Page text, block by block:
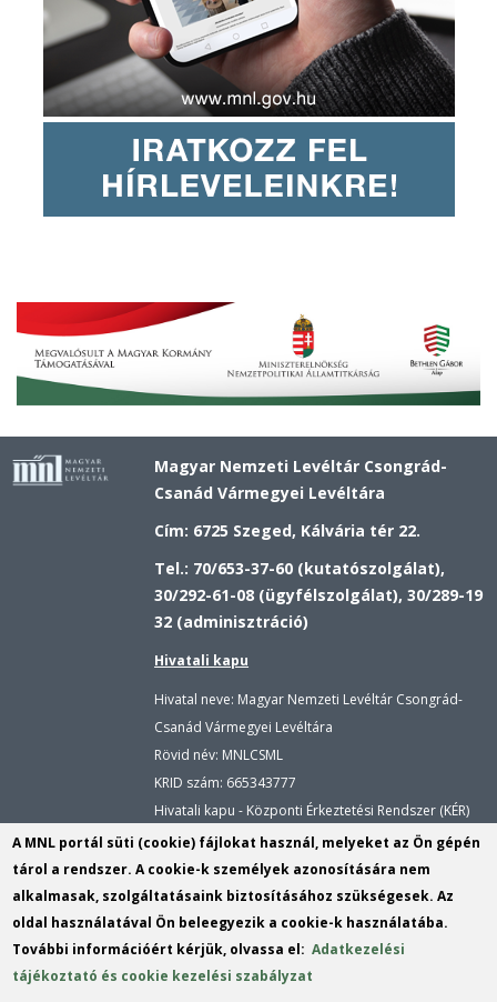
Magyar Nemzeti Levéltár Csongrád-
Csanád Vármegyei Levéltára
Cím: 6725 Szeged, Kálvária tér 22.
Tel.: 70/653-37-60 (kutatószolgálat),
30/292-61-08 (ügyfélszolgálat), 30/289-19
32 (adminisztráció)
Hivatali kapu
Hivatal neve: Magyar Nemzeti Levéltár Csongrád-
Csanád Vármegyei Levéltára
Rövid név: MNLCSML
KRID szám: 665343777
Hivatali kapu - Központi Érkeztetési Rendszer (KÉR)
Hivatal neve: Magyar Nemzeti Levéltár
Rövid név: MNLCSML
KRID szám: 113809158
E-mail:cscsvl@mnl.gov.hu(link
sends
instagram
A MNL portál süti (cookie) fájlokat használ, melyeket az Ön gépén
tárol a rendszer. A cookie-k személyek azonosítására nem
alkalmasak, szolgáltatásaink biztosításához szükségesek. Az
oldal használatával Ön beleegyezik a cookie-k használatába.
További információért kérjük, olvassa el:Adatkezelési
tájékoztató és cookie kezelési szabályzat